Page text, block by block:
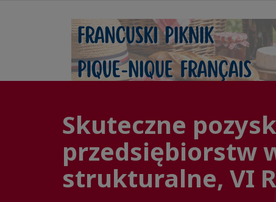
Skuteczne
przedsiębiorstw
strukturalne, VI